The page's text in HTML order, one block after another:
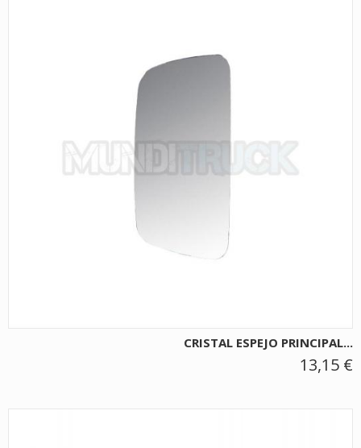
CRISTAL ESPEJO PRINCIPAL...
13,15 €